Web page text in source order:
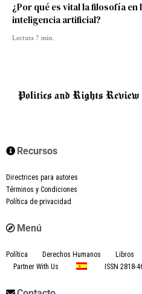
¿Por qué es vital la filosofía en
inteligencia artificial?
Lectura 7 min.
Recursos
Directrices para autores
Términos y Condiciones
Política de privacidad
Menú
Política Derechos Humanos Libros
Partner With Us
ISSN 2818-